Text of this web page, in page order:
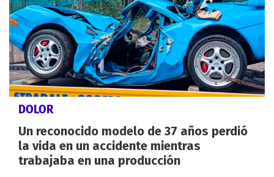
DOLOR
Un reconocido modelo de 37 años perdió
la vida en un accidente mientras
trabajaba en una producción